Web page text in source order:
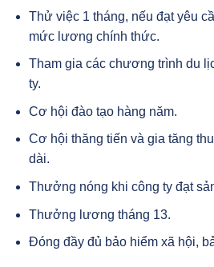
Thử việc 1 tháng, nếu đạt yêu
mức lương chính thức.
Tham gia các chương trình du
ty.
Cơ hội đào tạo hàng năm.
Cơ hội thăng tiến và gia tăng
dài.
Thưởng nóng khi công ty đạt
Thưởng lương tháng 13.
Đóng đầy đủ bảo hiểm xã hội,